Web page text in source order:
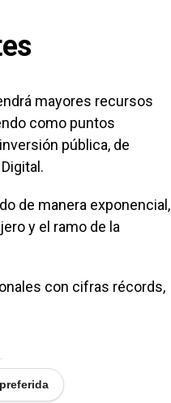
mayores recursos
como puntos
pública, de
de manera exponencial,
y el ramo de la
con cifras récords,